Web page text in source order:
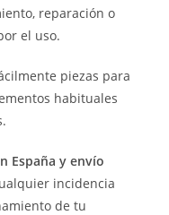
reparación o
el uso.
piezas para
habituales
España y envío
incidencia
de tu